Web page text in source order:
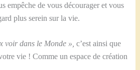
empêche de vous décourager et vous
plus serein sur la vie.
voir dans le Monde », c’est ainsi que
vie ! Comme un espace de création